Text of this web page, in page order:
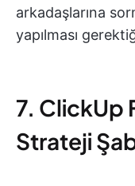
arkadaşlarına
yapılması
7. ClickUp
Strateji